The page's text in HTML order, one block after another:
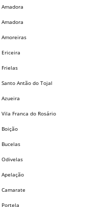
Amadora
Amadora
Amoreiras
Ericeira
Frielas
Santo Antão do Tojal
Azueira
Vila Franca do Rosário
Boição
Bucelas
Odivelas
Apelação
Camarate
Portela